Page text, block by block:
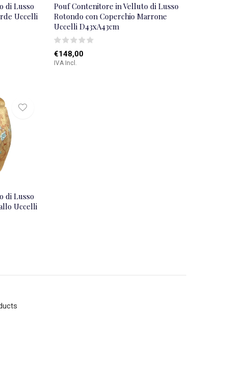
di Lusso
Uccelli
Pouf Contenitore in Velluto di Lusso
Rotondo con Coperchio Marrone
Uccelli D43xA43cm
€148,00
IVA Incl.
di Lusso
Uccelli